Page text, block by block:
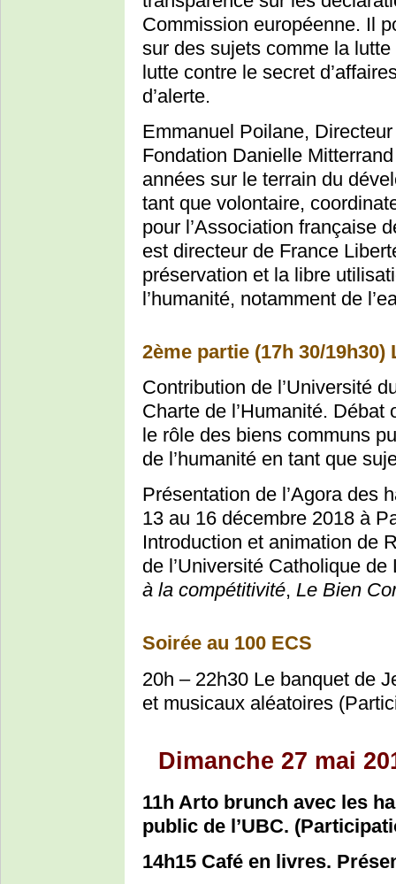
Commission européenne. Il
sur des sujets comme la
lutte contre le secret
d’alerte.
Emmanuel Poilane,
Fondation Danielle
années sur le terrain du
tant que volontaire,
pour l’Association française
est directeur de France
préservation et la libre
l’humanité, notamment de
2ème partie (17h 30/19h30)
Contribution de l’Université
Charte de l’Humanité.
le rôle des biens communs
de l’humanité en tant que
Présentation de l’Agora des
13 au 16 décembre 2018 à
Introduction et animation de
de l’Université Catholique
à la compétitivité, Le Bien
Soirée au 100 ECS
20h – 22h30 Le banquet de
et musicaux aléatoires
Dimanche 27 mai
11h Arto brunch avec les
public de l’UBC.
14h15 Café en livres.